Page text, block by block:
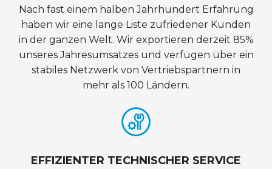
Nach fast einem halben Jahrhundert Erfahrung
haben wir eine lange Liste zufriedener Kunden
in der ganzen Welt. Wir exportieren derzeit 85%
unseres Jahresumsatzes und verfügen über ein
stabiles Netzwerk von Vertriebspartnern in
mehr als 100 Ländern.
EFFIZIENTER TECHNISCHER SERVICE